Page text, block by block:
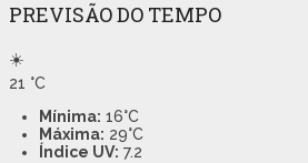
PREVISÃO DO TEMPO
☀️
21 °C
Mínima: 16°C
Máxima: 29°C
Índice UV: 7.2